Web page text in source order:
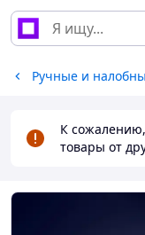
Ручные и
К
товары от